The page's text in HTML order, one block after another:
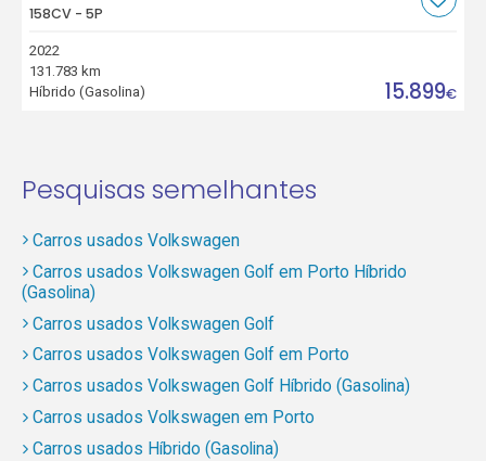
158CV - 5P
2022
131.783 km
Híbrido (Gasolina)
15.899€
Pesquisas semelhantes
Carros usados Volkswagen
Carros usados Volkswagen Golf em Porto Híbrido
(Gasolina)
Carros usados Volkswagen Golf
Carros usados Volkswagen Golf em Porto
Carros usados Volkswagen Golf Híbrido (Gasolina)
Carros usados Volkswagen em Porto
Carros usados Híbrido (Gasolina)